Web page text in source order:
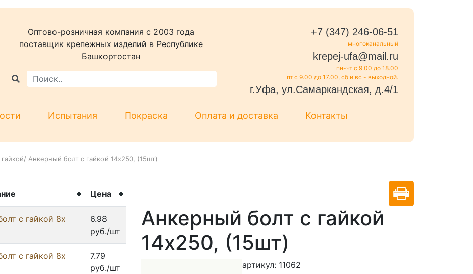
Оптово-розничная компания c 2003 года
поставщик крепежных изделий в Республике
Башкортостан
+7 (347) 246-06-51
многоканальный
krepej-ufa@mail.ru
пн-чт с 9.00 до 18.00
пт с 9.00 до 17.00, сб и вс - выходной.
г.Уфа, ул.Самаркандская, д.4/1
Испытания Покраска Оплата и доставка Контакты
/ Анкерный болт с гайкой 14x250, (15шт)
Цена
с гайкой 8x
6.98
руб./шт
с гайкой 8x
7.79
руб./шт
Анкерный болт с гайкой
14x250, (15шт)
артикул: 11062